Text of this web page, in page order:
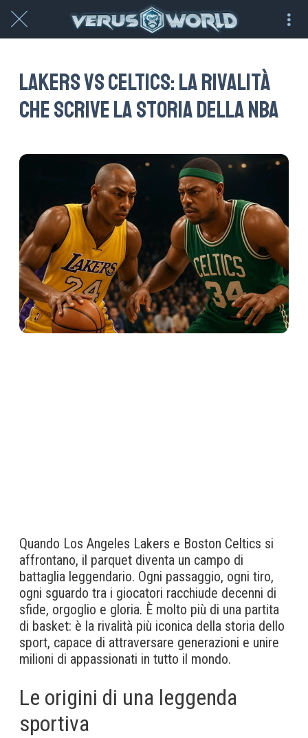
Lakers vs Celtics: la rivalità
che scrive la storia della NBA
Quando Los Angeles Lakers e Boston Celtics si
affrontano, il parquet diventa un campo di
battaglia leggendario. Ogni passaggio, ogni tiro,
ogni sguardo tra i giocatori racchiude decenni di
sfide, orgoglio e gloria. È molto più di una partita
di basket: è la rivalità più iconica della storia dello
sport, capace di attraversare generazioni e unire
milioni di appassionati in tutto il mondo.
Le origini di una leggenda
sportiva